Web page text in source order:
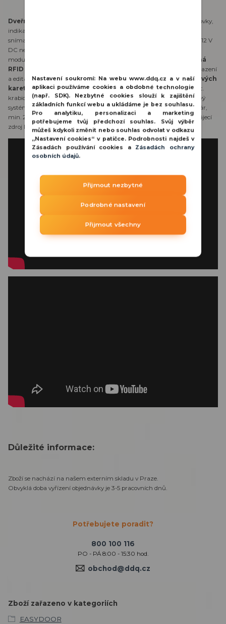
Dveřní jednotka, video, 8 tlačítek
, antivandal, podsvícené jmenovky,
indikace stavu hovoru, povrchová úprava - hliník, bílé LED přisvícení
snímaného prostoru, barevná kamera, úhel záběru 105°, krytí IP 43, 12 V
DC nebo NO/NC relé
modul pro 2. zámek), nastavitelná délka otevření 1-99 s,
zabudovaná
RFID čtečka karet 125 kHz
(kapacita 300 uživatelů, možnost přiřazení
a editace klíčenky ke konkrétnímu bytu),možná záloha přístupových
karet a čipů,rozměry 124 x 308 x 65 mm, montáž pod omítku, inst.
krabice součástí, napájení 24 V DC ze sběrnice systému, dvouvodičový
systém zapojení - nepolarizovaný, doporučený nestíněný kroucený pár,
min. 2 x 1 mm, pro správnou funkčnost systému je třeba použít napájecí
zdroj LRS-100-24
Důležité informace:
Zboží se nachází na našem externím skladu v Praze.
Obvyklá doba vyřízení objednávky je 3-5 pracovních dnů.
Potřebujete poradit?
800 100 116
PO - PÁ 8:00 - 15:30 hod.
obchod@ddq.cz
Zboží zařazeno v kategoriích
EASYDOOR
Nastavení soukromí:
Na webu www.ddq.cz a v naší
aplikaci používáme cookies a obdobné technologie
(např. SDK). Nezbytné cookies slouží k zajištění
základních funkcí webu a ukládáme je bez souhlasu.
Pro analytiku, personalizaci a marketing
potřebujeme tvůj předchozí souhlas. Svůj výběr
můžeš kdykoli změnit nebo souhlas odvolat v odkazu
„Nastavení cookies“ v patičce. Podrobnosti najdeš v
Zásadách používání cookies a Zásadách ochrany
osobních údajů.
Přijmout nezbytné
Podrobné nastavení
Přijmout všechny